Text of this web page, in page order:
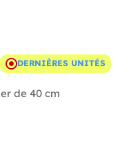
DERNIÈRES UNITÉS
de 40 cm